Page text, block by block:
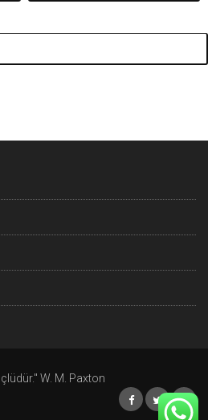
W. M. Paxton